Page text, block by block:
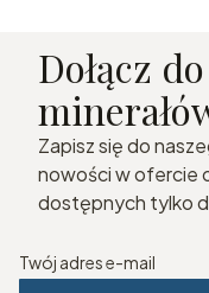
Dołącz
Zapisz się do
nowości w ofercie
dostępnych tylko
Twój adres e-mail